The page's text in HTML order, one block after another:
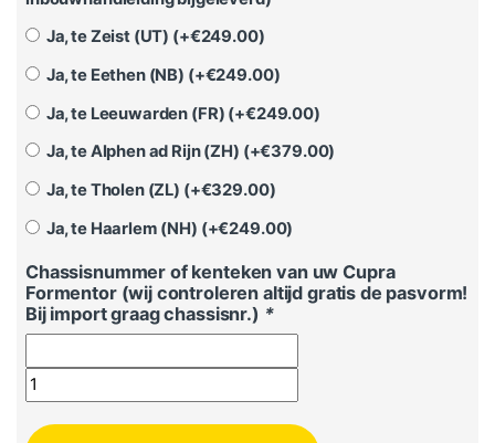
Ja, te Zeist (UT) (+€249.00)
Ja, te Eethen (NB) (+€249.00)
Ja, te Leeuwarden (FR) (+€249.00)
Ja, te Alphen ad Rijn (ZH) (+€379.00)
Ja, te Tholen (ZL) (+€329.00)
Ja, te Haarlem (NH) (+€249.00)
Chassisnummer of kenteken van uw Cupra
Formentor (wij controleren altijd gratis de pasvorm!
Bij import graag chassisnr.) *
Cupra Formentor Parkeersensoren voorzijde aantal